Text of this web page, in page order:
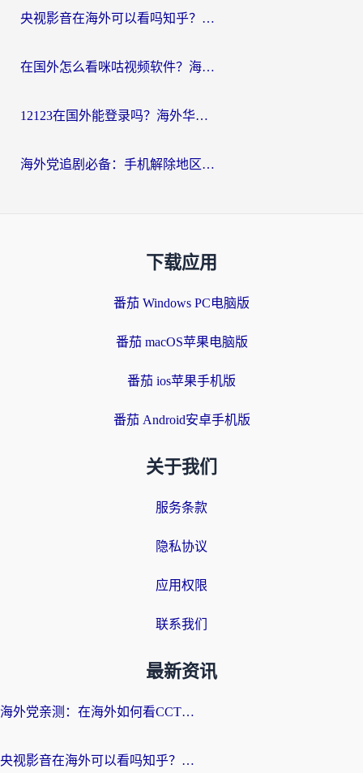
央视影音在海外可以看吗知乎？留学生亲测：3步解决地域限制+追剧自由
在国外怎么看咪咕视频软件？海外党亲测有效的回国加速方案
12123在国外能登录吗？海外华人必看的回国加速实用指南
海外党追剧必备：手机解除地区限制app怎么选？解决央视视频&国内剧地区限制全指南
下载应用
番茄 Windows PC电脑版
番茄 macOS苹果电脑版
番茄 ios苹果手机版
番茄 Android安卓手机版
关于我们
服务条款
隐私协议
应用权限
联系我们
最新资讯
海外党亲测：在海外如何看CCTV？告别“仅限大陆播放”的实用指南
央视影音在海外可以看吗知乎？留学生亲测：3步解决地域限制+追剧自由